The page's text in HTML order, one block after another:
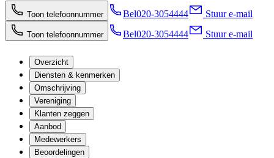
Toon telefoonnummer Bel020-3054444 Stuur e-mail
Toon telefoonnummer Bel020-3054444 Stuur e-mail
Overzicht
Diensten & kenmerken
Omschrijving
Vereniging
Klanten zeggen
Aanbod
Medewerkers
Beoordelingen